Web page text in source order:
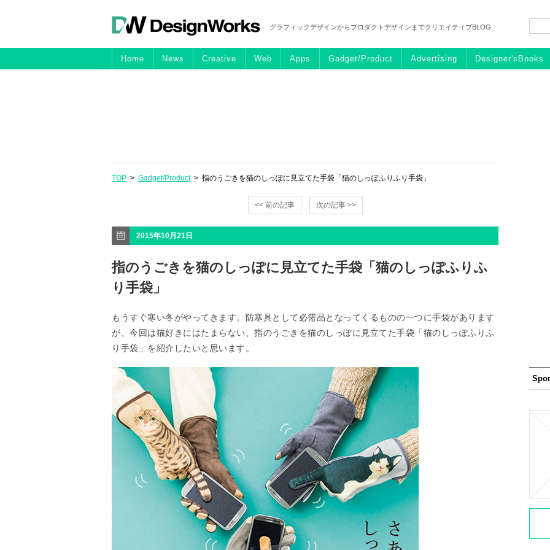
グラフィックデザインからプロダクトデザインまでクリエイティブBLOG
Home News Creative Web Apps Gadget/Product Advertising Designer'sBooks
TOP > Gadget/Product> 指のうごきを猫のしっぽに見立てた手袋「猫のしっぽふりふり手袋」
<< 前の記事 次の記事 >>
2015年10月21日
指のうごきを猫のしっぽに見立てた手袋「猫のしっぽふりふ
り手袋」
もうすぐ寒い冬がやってきます。防寒具として必需品となってくるものの一つに手袋があります
が、今回は猫好きにはたまらない、指のうごきを猫のしっぽに見立てた手袋「猫のしっぽふりふ
り手袋」を紹介したいと思います。